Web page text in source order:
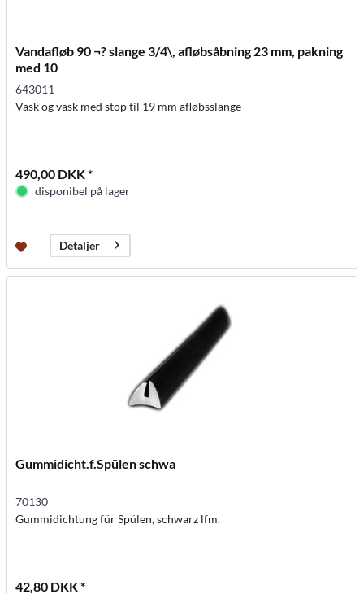
Vandafløb 90 ¬? slange 3/4\, afløbsåbning 23 mm, pakning
med 10
643011
Vask og vask med stop til 19 mm afløbsslange
490,00 DKK *
disponibel på lager
Detaljer
Gummidicht.f.Spülen schwa
70130
Gummidichtung für Spülen, schwarz lfm.
42,80 DKK *